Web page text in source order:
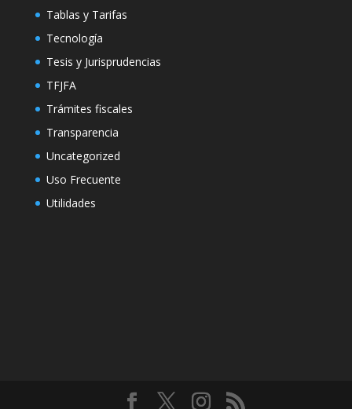
Tablas y Tarifas
Tecnología
Tesis y Jurisprudencias
TFJFA
Trámites fiscales
Transparencia
Uncategorized
Uso Frecuente
Utilidades